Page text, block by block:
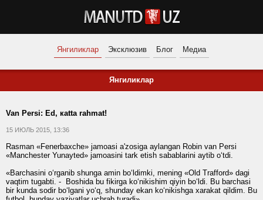
Янгиликлар Эксклюзив Блог Медиа
Янгиликлар
Van Persi: Ed, кatta rahmat!
15 ИЮЛЬ 2015, 13:36
Rasman «Fenerbaxche» jamoasi a'zosiga aylangan Robin van Persi
«Manchester Yunayted» jamoasini tark etish sabablarini aytib o‘tdi.
«Barchasini o‘rganib shunga amin bo‘ldimki, mening «Old Trafford» dagi
vaqtim tugabti. - Boshida bu fikirga ko‘nikishim qiyin bo‘ldi. Bu barchasi
bir kunda sodir bo‘lgani yo‘q, shunday ekan ko‘nikishga xarakat qildim. Bu